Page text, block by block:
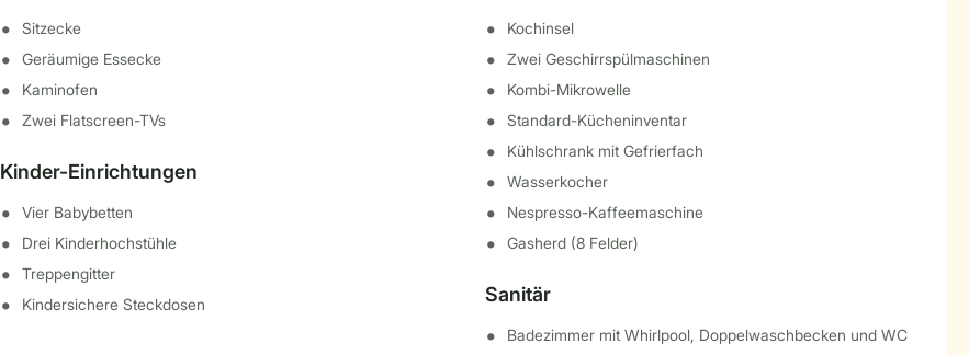
Sitzecke
Geräumige Essecke
Kaminofen
Zwei Flatscreen-TVs
Kinder-Einrichtungen
Vier Babybetten
Drei Kinderhochstühle
Treppengitter
Kindersichere Steckdosen
Kochinsel
Zwei Geschirrspülmaschinen
Kombi-Mikrowelle
Standard-Kücheninventar
Kühlschrank mit Gefrierfach
Wasserkocher
Nespresso-Kaffeemaschine
Gasherd (8 Felder)
Sanitär
Badezimmer mit Whirlpool, Doppelwaschbecken und WC